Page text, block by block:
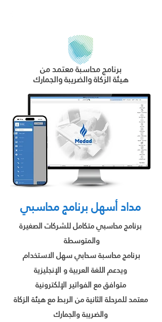
برنامج محاسبة معتمد من
هيئة الزكاة والضريبة والجمارك
مداد أسهل برنامج محاسبي
برنامج محاسبي متكامل للشركات الصغيرة
والمتوسطة
برنامج محاسبة سحابي سهل الاستخدام
ويدعم اللغة العربية و الإنجليزية
متوافق مع الفواتير الإلكترونية
معتمد للمرحلة الثانية من الربط مع هيئة الزكاة
والضريبة والجمارك